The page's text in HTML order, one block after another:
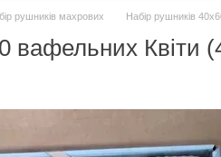
рушників махрових Набір рушників
вафельних Квіти